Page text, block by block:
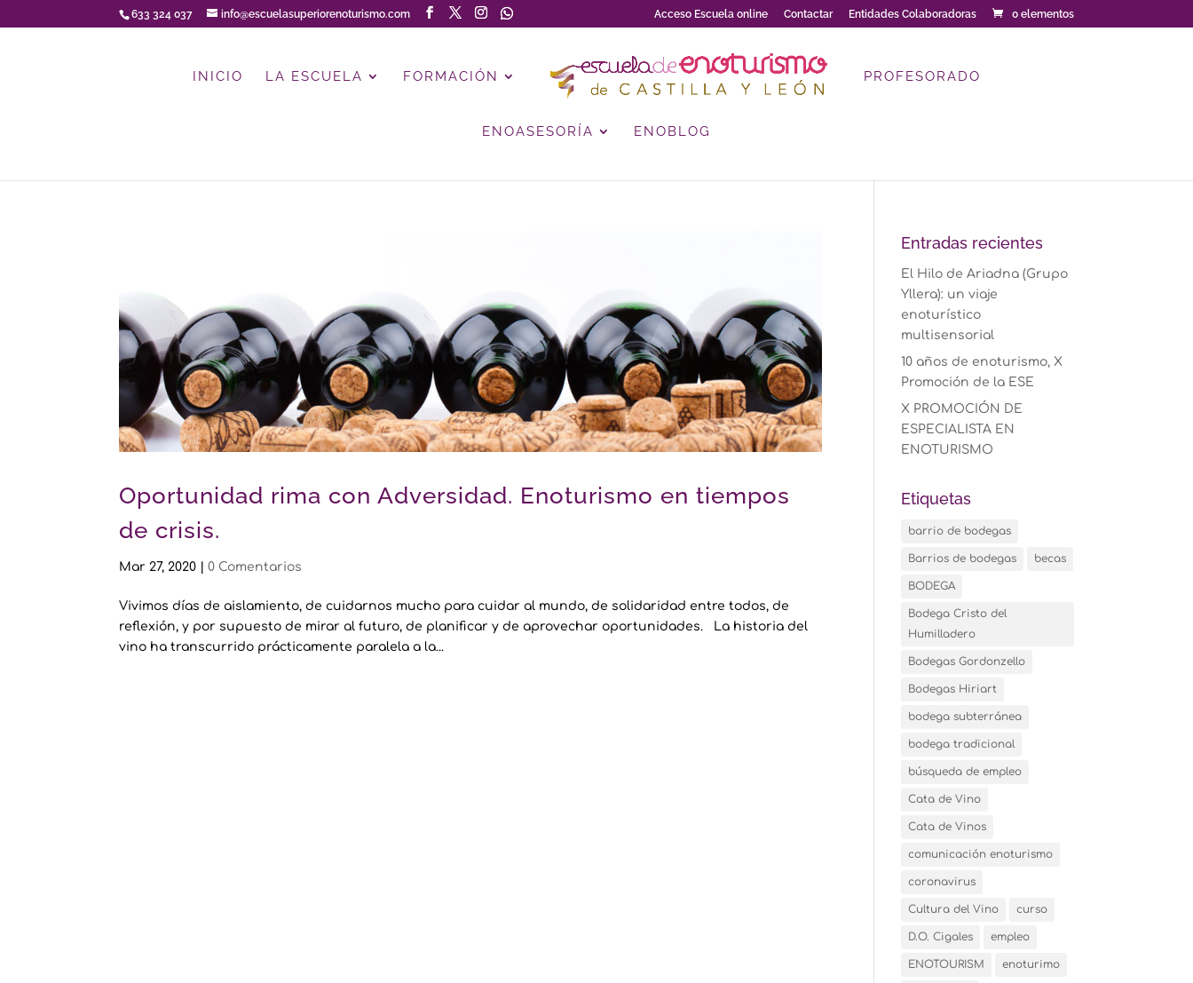
633 324 037 info@escuelasuperiorenoturismo.com Acceso Escuela online Contactar Entidades Colaboradoras 0 elementos
INICIO LA ESCUELA FORMACIÓN PROFESORADO
ENOASESORÍA ENOBLOG
Oportunidad rima con Adversidad. Enoturismo en tiempos
de crisis.
Mar 27, 2020 |0 Comentarios
Vivimos días de aislamiento, de cuidarnos mucho para cuidar al mundo, de solidaridad entre todos, de
reflexión, y por supuesto de mirar al futuro, de planificar y de aprovechar oportunidades. La historia del
vino ha transcurrido prácticamente paralela a la...
Entradas recientes
El Hilo de Ariadna (Grupo
Yllera): un viaje
enoturístico
multisensorial
10 años de enoturismo, X
Promoción de la ESE
X PROMOCIÓN DE
ESPECIALISTA EN
ENOTURISMO
Etiquetas
barrio de bodegas
Barrios de bodegas becas
BODEGA
Bodega Cristo del
Humilladero
Bodegas Gordonzello
Bodegas Hiriart
bodega subterránea
bodega tradicional
búsqueda de empleo
Cata de Vino
Cata de Vinos
comunicación enoturismo
coronavirus
Cultura del Vino curso
D.O. Cigales empleo
ENOTOURISM enoturimo